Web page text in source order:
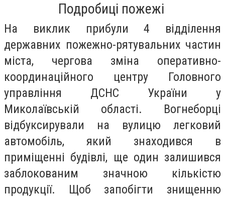
Подробиці пожежі
На виклик прибули 4 відділення
державних пожежно-рятувальних частин
міста, чергова зміна оперативно-
координаційного центру Головного
управління ДСНС України у
Миколаївській області. Вогнеборці
відбуксирували на вулицю легковий
автомобіль, який знаходився в
приміщенні будівлі, ще один залишився
заблокованим значною кількістю
продукції. Щоб запобігти знищенню